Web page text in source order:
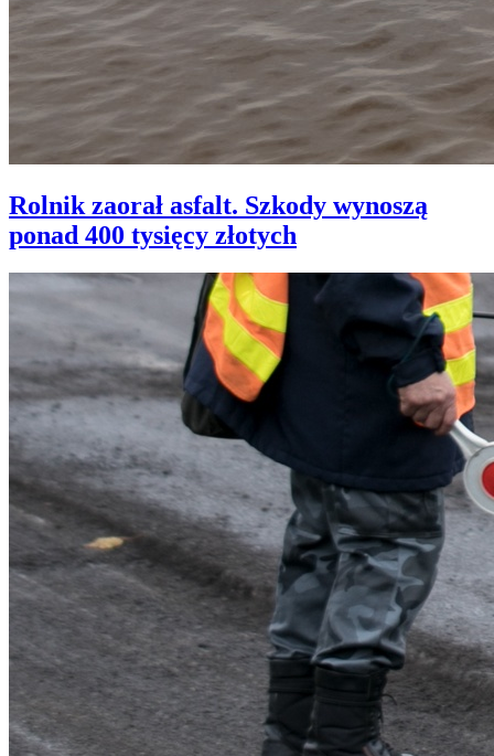
Rolnik zaorał asfalt. Szkody wynoszą
ponad 400 tysięcy złotych